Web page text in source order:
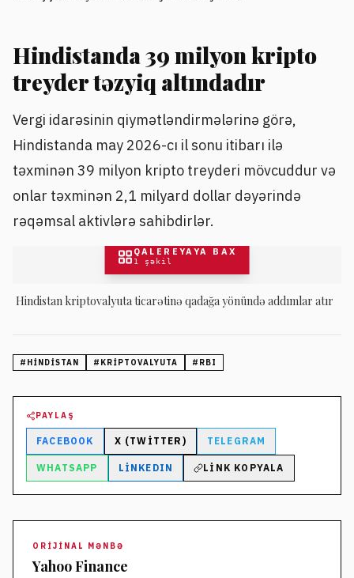
Hindistanda 39 milyon kripto
treyder təzyiq altındadır
Vergi idarəsinin qiymətləndirmələrinə görə,
Hindistanda may 2026-cı il sonu itibarı ilə
təxminən 39 milyon kripto treyderi mövcuddur və
onlar təxminən 2,1 milyard dollar dəyərində
rəqəmsal aktivlərə sahibdirlər.
QALEREYAYA BAX
1 şəkil
Hindistan kriptovalyuta ticarətinə qadağa yönündə addımlar atır
# HINDISTAN # KRIPTOVALYUTA # RBI
PAYLAŞ
FACEBOOK X (TWITTER) TELEGRAM
WHATSAPP LINKEDIN LINK KOPYALA
ORIJINAL MƏNBƏ
Yahoo Finance